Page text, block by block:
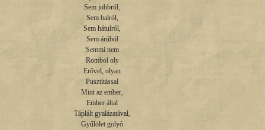
Sem jobbról,
Sem balról,
Sem hátulról,
Sem árúból
Semmi nem
Rombol oly
Erővel, olyan
Pusztítással
Mint az ember,
Ember által
Táplált gyalázatával,
Gyűlölet golyó